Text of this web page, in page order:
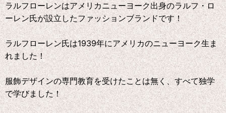
ラルフローレンはアメリカニューヨーク出身のラルフ・ロ
ーレン氏が設立したファッションブランドです！
ラルフローレン氏は1939年にアメリカのニューヨーク生ま
れました！
服飾デザインの専門教育を受けたことは無く、すべて独学
で学びました！